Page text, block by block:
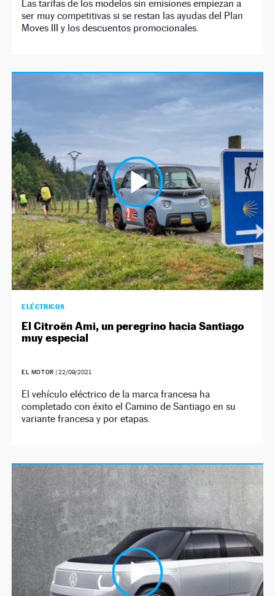
Las tarifas de los modelos sin emisiones empiezan a
ser muy competitivas si se restan las ayudas del Plan
Moves III y los descuentos promocionales.
ELÉCTRICOS
El Citroën Ami, un peregrino hacia Santiago
muy especial
EL MOTOR | 22/09/2021
El vehículo eléctrico de la marca francesa ha
completado con éxito el Camino de Santiago en su
variante francesa y por etapas.